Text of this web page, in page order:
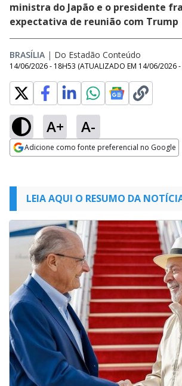
ministra do Japão e o presidente
expectativa de reunião com Trump
BRASÍLIA | Do Estadão Conteúdo
14/06/2026 - 18H53 (ATUALIZADO EM 14/06/2026
A+ A-
Adicione como fonte preferencial no Google
LEIA AQUI O RESUMO DA